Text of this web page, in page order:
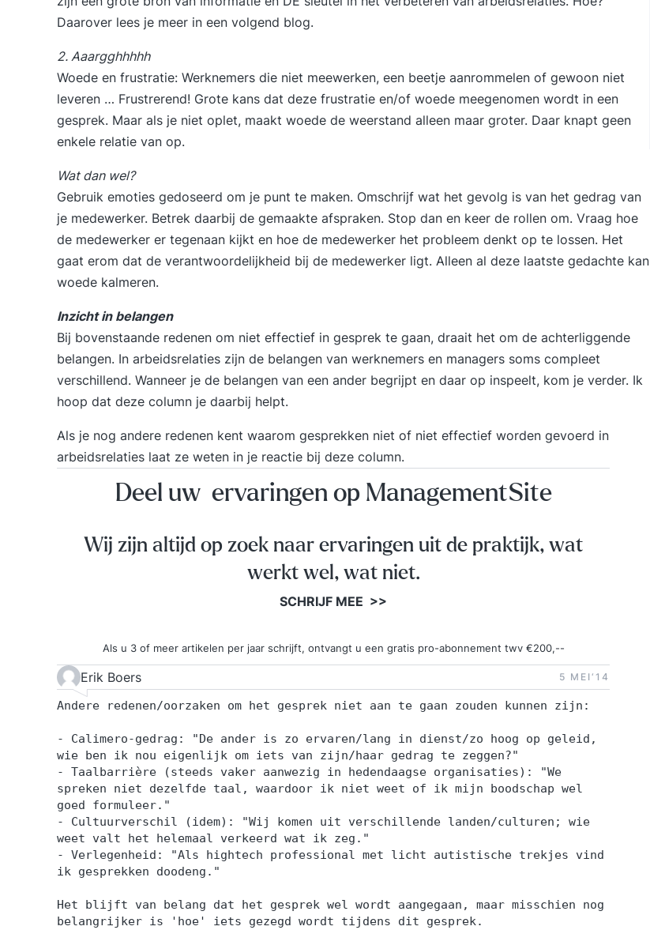
Daarover lees je meer in een volgend blog.
2. Aaargghhhhh
Woede en frustratie: Werknemers die niet meewerken, een beetje aanrommelen of gewoon niet
leveren … Frustrerend! Grote kans dat deze frustratie en/of woede meegenomen wordt in een
gesprek. Maar als je niet oplet, maakt woede de weerstand alleen maar groter. Daar knapt geen
enkele relatie van op.
Wat dan wel?
Gebruik emoties gedoseerd om je punt te maken. Omschrijf wat het gevolg is van het gedrag van
je medewerker. Betrek daarbij de gemaakte afspraken. Stop dan en keer de rollen om. Vraag hoe
de medewerker er tegenaan kijkt en hoe de medewerker het probleem denkt op te lossen. Het
gaat erom dat de verantwoordelijkheid bij de medewerker ligt. Alleen al deze laatste gedachte kan
woede kalmeren.
Inzicht in belangen
Bij bovenstaande redenen om niet effectief in gesprek te gaan, draait het om de achterliggende
belangen. In arbeidsrelaties zijn de belangen van werknemers en managers soms compleet
verschillend. Wanneer je de belangen van een ander begrijpt en daar op inspeelt, kom je verder. Ik
hoop dat deze column je daarbij helpt.
Als je nog andere redenen kent waarom gesprekken niet of niet effectief worden gevoerd in
arbeidsrelaties laat ze weten in je reactie bij deze column.
Deel uw ervaringen op ManagementSite
Wij zijn altijd op zoek naar ervaringen uit de praktijk, wat
werkt wel, wat niet.
SCHRIJF MEE >>
Als u 3 of meer artikelen per jaar schrijft, ontvangt u een gratis pro-abonnement twv €200,--
Erik Boers 5 MEI‘14
Andere redenen/oorzaken om het gesprek niet aan te gaan zouden kunnen zijn:
- Calimero-gedrag: "De ander is zo ervaren/lang in dienst/zo hoog op geleid,
wie ben ik nou eigenlijk om iets van zijn/haar gedrag te zeggen?"
- Taalbarrière (steeds vaker aanwezig in hedendaagse organisaties): "We
spreken niet dezelfde taal, waardoor ik niet weet of ik mijn boodschap wel
goed formuleer."
- Cultuurverschil (idem): "Wij komen uit verschillende landen/culturen; wie
weet valt het helemaal verkeerd wat ik zeg."
- Verlegenheid: "Als hightech professional met licht autistische trekjes vind
ik gesprekken doodeng."
Het blijft van belang dat het gesprek wel wordt aangegaan, maar misschien nog
belangrijker is 'hoe' iets gezegd wordt tijdens dit gesprek.